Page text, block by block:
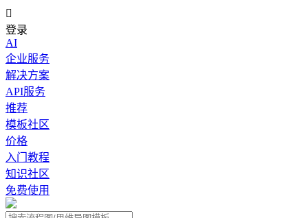

登录
AI
企业服务
解决方案
API服务
推荐
模板社区
价格
入门教程
知识社区
免费使用